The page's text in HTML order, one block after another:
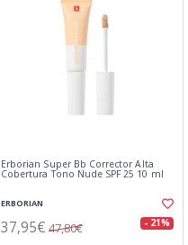
Erborian Super Bb Corrector Alta
Cobertura Tono Nude SPF 25 10 ml
ERBORIAN
37,95€ 47,80€ - 21%